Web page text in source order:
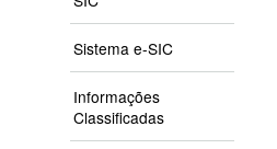
Sistema e-SIC
Informações
Classificadas